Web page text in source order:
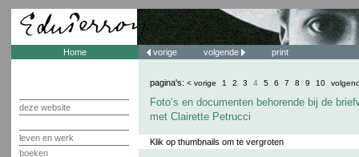
Home
deze website
leven en werk
boeken
vorige volgende print
pagina's: < vorige 1 2 3 4 5 6 7 8 9 10
Foto’s en documenten behorende bij de
met Clairette Petrucci
Klik op thumbnails om te vergroten